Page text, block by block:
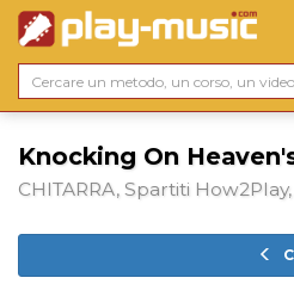
Knocking On
CHITARRA, Spartiti